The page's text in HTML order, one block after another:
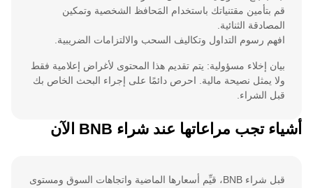
قم بتأمين مقتنياتك باستخدام المَحافظ الشخصية وتمكين
المصادقة الثنائية.
افهم رسوم التداول وتكاليف السحب والالتزامات الضريبية.
بيان إخلاء مسؤولية: يتم تقديم هذا المحتوى لأغراض إعلامية فقط
ولا يمثل نصيحة مالية. احرص دائمًا على إجراء البحث الخاص بك
قبل الشراء.
أشياء تجب مراعاتها عند شراء BNB الآن
قبل شراء BNB، قيِّم أسعارها الماضية واتجاهات السوق ومستوى